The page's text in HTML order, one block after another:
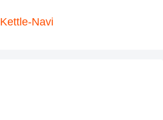
Kettle-Navi